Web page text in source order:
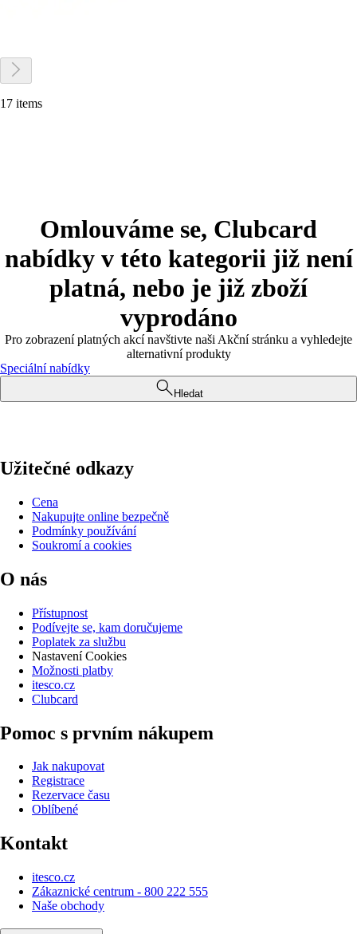
17 items
Omlouváme se, Clubcard
nabídky v této kategorii již není
platná, nebo je již zboží
vyprodáno
Pro zobrazení platných akcí navštivte naši Akční stránku a vyhledejte
alternativní produkty
Speciální nabídky
Hledat
Užitečné odkazy
Cena
Nakupujte online bezpečně
Podmínky používání
Soukromí a cookies
O nás
Přístupnost
Podívejte se, kam doručujeme
Poplatek za službu
Nastavení Cookies
Možnosti platby
itesco.cz
Clubcard
Pomoc s prvním nákupem
Jak nakupovat
Registrace
Rezervace času
Oblíbené
Kontakt
itesco.cz
Zákaznické centrum - 800 222 555
Naše obchody